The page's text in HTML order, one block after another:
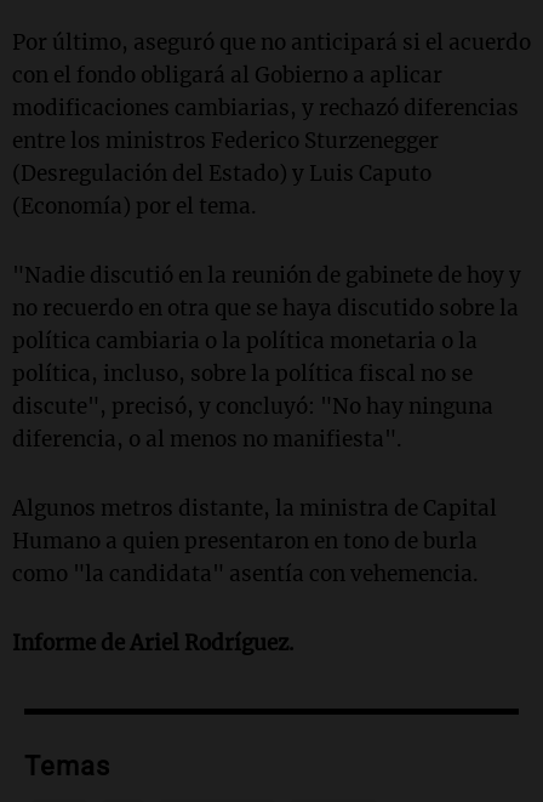
Por último, aseguró que no anticipará si el acuerdo
con el fondo obligará al Gobierno a aplicar
modificaciones cambiarias, y rechazó diferencias
entre los ministros Federico Sturzenegger
(Desregulación del Estado) y Luis Caputo
(Economía) por el tema.
"Nadie discutió en la reunión de gabinete de hoy y
no recuerdo en otra que se haya discutido sobre la
política cambiaria o la política monetaria o la
política, incluso, sobre la política fiscal no se
discute", precisó, y concluyó: "No hay ninguna
diferencia, o al menos no manifiesta".
Algunos metros distante, la ministra de Capital
Humano a quien presentaron en tono de burla
como "la candidata" asentía con vehemencia.
Informe de Ariel Rodríguez.
Temas